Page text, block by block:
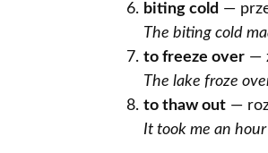
biting cold —
The biting cold
to freeze over —
The lake froze
to thaw out —
It took me an